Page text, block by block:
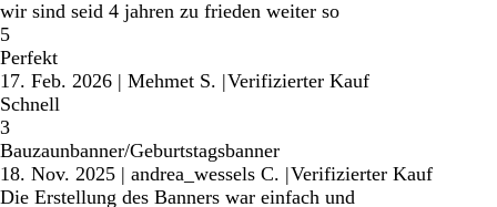
wir sind seid 4 jahren zu frieden weiter so
5
Perfekt
17. Feb. 2026 | Mehmet S. |Verifizierter Kauf
Schnell
3
Bauzaunbanner/Geburtstagsbanner
18. Nov. 2025 | andrea_wessels C. |Verifizierter Kauf
Die Erstellung des Banners war einfach und